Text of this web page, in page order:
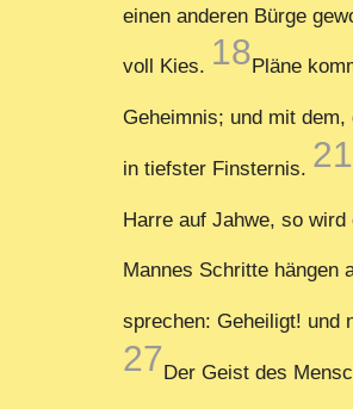
einen anderen Bürge
voll Kies. 18Pläne
Geheimnis; und mit
in tiefster Finsternis. 21
Harre auf Jahwe, so
Mannes Schritte hängen
sprechen: Geheiligt! und
27Der Geist des